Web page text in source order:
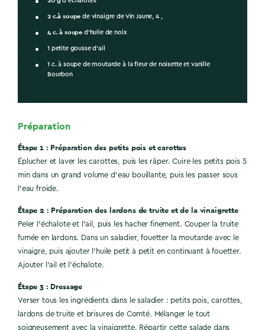
2c.à soupe de vinaigre de Vin Jaune, 4 ,
4c. à soupe d'huile de noix
1 petite gousse d'ail
1 c. à soupe de moutarde à la fleur de noisette et vanille
Bourbon
Préparation
Étape 1 : Préparation des petits pois et carottes
Éplucher et laver les carottes, puis les râper. Cuire les petits pois 5
min dans un grand volume d'eau bouillante, puis les passer sous
l'eau froide.
Étape 2 : Préparation des lardons de truite et de la vinaigrette
Peler l’échalote et l’ail, puis les hacher finement. Couper la truite
fumée en lardons. Dans un saladier, fouetter la moutarde avec le
vinaigre, puis ajouter l'huile petit à petit en continuant à fouetter.
Ajouter l'ail et l'échalote.
Étape 3 : Dressage
Verser tous les ingrédients dans le saladier : petits pois, carottes,
lardons de truite et brisures de Comté. Mélanger le tout
soigneusement avec la vinaigrette. Répartir cette salade dans